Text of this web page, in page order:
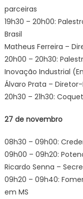
parceiras
19h30 – 20h00:
Brasil
Matheus Ferreira –
20h00 – 20h30:
Inovação Industrial
Álvaro Prata –
20h30 – 21h30:
27 de novembro
08h30 – 09h00:
09h00 – 09h20:
Ricardo Senna –
09h20 – 09h40:
em MS